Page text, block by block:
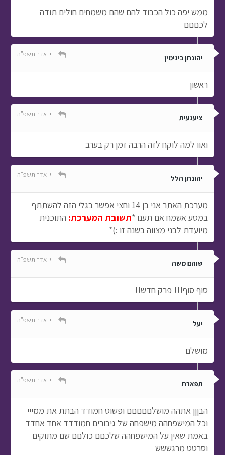
ממש יפה כול הכבוד להם שהם משמחים חולים תודה
לכםםם
יהונתן בינימין י' אדר תשפ"ה
ראשון
ציענעית י' אדר תשפ"ה
ואוו למה לוקח לזה הרבה זמן רק בערב
יהונתן הלל י' אדר תשפ"ה
מערכת האתר אני בן 14 וחצי אפשר בגלי הזה להשתתף
במסע אשמח אם תענו *תשובת המערכת: התוכנית
מיועדת לבני מצווה בשנה זו :)*
שוהם משה י' אדר תשפ"ה
סוף סוף!!! פרק חדש!!
יעל י' אדר תשפ"ה
מושלם
תפארת י' אדר תשפ"ה
הבןןן אתהה מושלםםםםם ופשוט חמודד הבתת את ממייי
וכל המישפחהה מישפחה של גיבורים חמודדד אחד אחדד
באמת שאין על המישפחהה שלכםם כולםם שם מתוקים
וסרטט מרגששש